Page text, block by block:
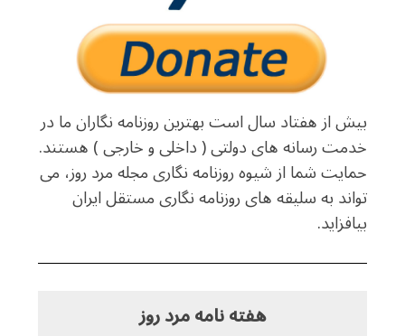
بیش از هفتاد سال است بهترین روزنامه نگاران ما در
خدمت رسانه های دولتی ( داخلی و خارجی ) هستند.
حمایت شما از شیوه روزنامه نگاری مجله مرد روز، می
تواند به سلیقه های روزنامه نگاری مستقل ایران
بیافزاید.
هفته نامه مرد روز